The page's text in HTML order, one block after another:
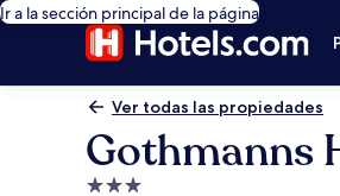
Ir a la sección principal de la página
Ver todas las propiedades
Gothmanns
Propiedad